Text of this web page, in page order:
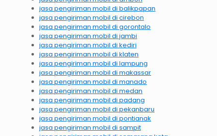
jasa pengiriman mobil di balikpapan
jasa pengiriman mobil di cirebon
jasa pengiriman mobil di gorontalo
jasa pengiriman mobil di jambi
jasa pengiriman mobil di kediri
jasa pengiriman mobil di klaten
jasa pengiriman mobil di lampung
jasa pengiriman mobil di makassar
jasa pengiriman mobil di manado
jasa pengiriman mobil di medan
jasa pengiriman mobil di padang
jasa pengiriman mobil di pekanbaru
jasa pengiriman mobil di pontianak
jasa pengiriman mobil di sampit